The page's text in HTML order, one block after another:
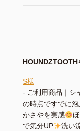
S様
- ご利用商品｜
の時点ですでに
かさやを実感
で気分UP
洗い